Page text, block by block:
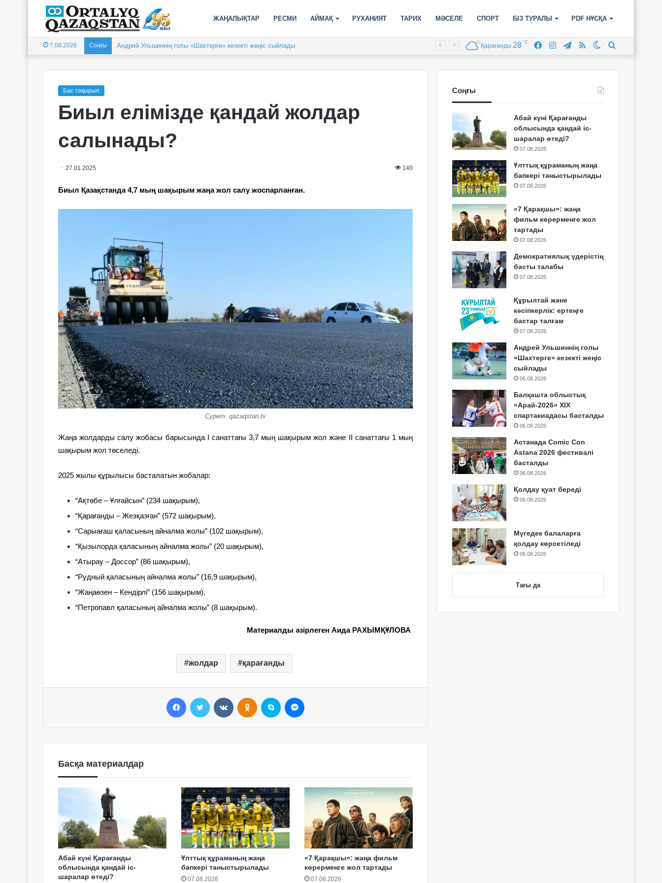
ЖАҢАЛЫҚТАР РЕСМИ АЙМАҚ РУХАНИЯТ ТАРИХ МӘСЕЛЕ СПОРТ БІЗ ТУРАЛЫ PDF НҰСҚА
7.08.2026 Соңғы Андрей Ульшиннің голы «Шахтерге» кезекті жеңіс сыйлады Switch
RSS
Telegram
Instagram
Facebook
Қарағанды 28 ℃
Бас тақырып
Биыл елімізде қандай жолдар
салынады?
27.01.2025 140
Биыл Қазақстанда 4,7 мың шақырым жаңа жол салу жоспарланған.
Сурет: qazaqstan.tv
Жаңа жолдарды салу жобасы барысында І санаттағы 3,7 мың шақырым жол және II санаттағы 1 мың
шақырым жол төселеді.
2025 жылы құрылысы басталатын жобалар:
“Ақтөбе – Ұлғайсын” (234 шақырым),
“Қарағанды – Жезқазған” (572 шақырым),
“Сарыағаш қаласының айналма жолы” (102 шақырым),
“Қызылорда қаласының айналма жолы” (20 шақырым),
“Атырау – Доссор” (86 шақырым),
“Рудный қаласының айналма жолы” (16,9 шақырым),
“Жаңаөзен – Кендірлі” (156 шақырым),
“Петропавл қаласының айналма жолы” (8 шақырым).
Материалды әзірлеген Аида РАХЫМҚҰЛОВА
жолдар қарағанды
Басқа материалдар
Абай күні Қарағанды
облысында қандай іс-
шаралар өтеді?
Ұлттық құраманың жаңа
бапкері таныстырылады
07.08.2026
«7 Қарақшы»: жаңа фильм
көрерменге жол тартады
07.08.2026
Соңғы
Абай күні Қарағанды
облысында қандай іс-
шаралар өтеді?
07.08.2026
Ұлттық құраманың жаңа
бапкері таныстырылады
07.08.2026
«7 Қарақшы»: жаңа
фильм көрерменге жол
тартады
07.08.2026
Демократиялық үдерістің
басты талабы
07.08.2026
Құрылтай және
кәсіпкерлік: ертеңге
бастар талғам
07.08.2026
Андрей Ульшиннің голы
«Шахтерге» кезекті жеңіс
сыйлады
06.08.2026
Балқашта облыстық
«Арай-2026» XIX
спартакиадасы басталды
06.08.2026
Астанада Comic Con
Astana 2026 фестивалі
басталды
06.08.2026
Қолдау қуат береді
06.08.2026
Мүгедек балаларға
қолдау көрсетіледі
06.08.2026
Тағы да